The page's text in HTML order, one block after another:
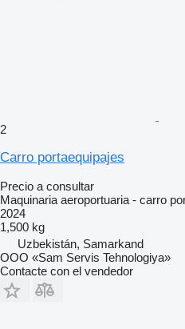
2
Carro portaequipajes
Precio a consultar
Maquinaria aeroportuaria - carro
2024
1,500 kg
Uzbekistán, Samarkand
OOO «Sam Servis Tehnologiya»
Contacte con el vendedor